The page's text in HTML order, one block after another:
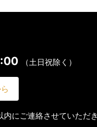
（土日祝除く）
にご連絡させていただ